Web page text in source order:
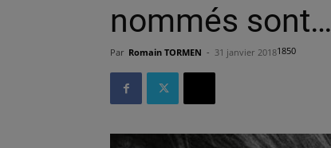
nommés sont…
Par Romain TORMEN - 31 janvier 20181850